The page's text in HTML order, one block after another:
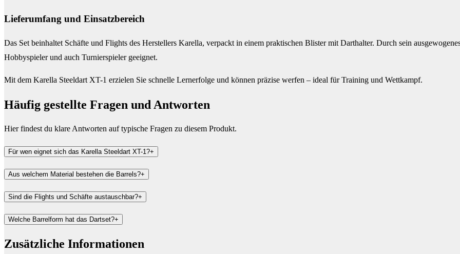
Lieferumfang und Einsatzbereich
Das Set beinhaltet Schäfte und Flights des Herstellers Karella, verpackt in einem praktischen Blister mit Darthalter. Durch sein
Hobbyspieler und auch Turnierspieler geeignet.
Mit dem Karella Steeldart XT-1 erzielen Sie schnelle Lernerfolge und können präzise werfen – ideal für Training und Wettkampf.
Häufig gestellte Fragen und Antworten
Hier findest du klare Antworten auf typische Fragen zu diesem Produkt.
Für wen eignet sich das Karella Steeldart XT-1?+
Aus welchem Material bestehen die Barrels?+
Sind die Flights und Schäfte austauschbar?+
Welche Barrelform hat das Dartset?+
Zusätzliche Informationen